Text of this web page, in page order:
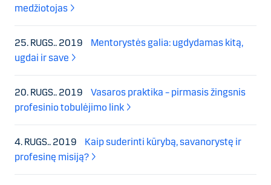
medžiotojas
25. RUGS.. 2019
Mentorystės galia: ugdydamas kitą,
ugdai ir save
20. RUGS.. 2019
Vasaros praktika – pirmasis žingsnis
profesinio tobulėjimo link
4. RUGS.. 2019
Kaip suderinti kūrybą, savanorystę ir
profesinę misiją?